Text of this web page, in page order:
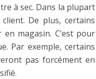
à sec. Dans la plupart
De plus, certains
magasin. C’est pour
Par exemple, certains
pas forcément en